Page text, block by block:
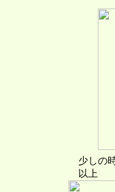
少しの
以上